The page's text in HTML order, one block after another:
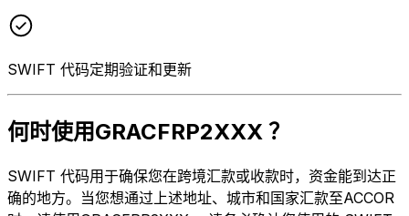
SWIFT 代码定期验证和更新
何时使用GRACFRP2XXX ？
SWIFT 代码用于确保您在跨境汇款或收款时，资金能到达正
确的地方。当您想通过上述地址、城市和国家汇款至ACCOR